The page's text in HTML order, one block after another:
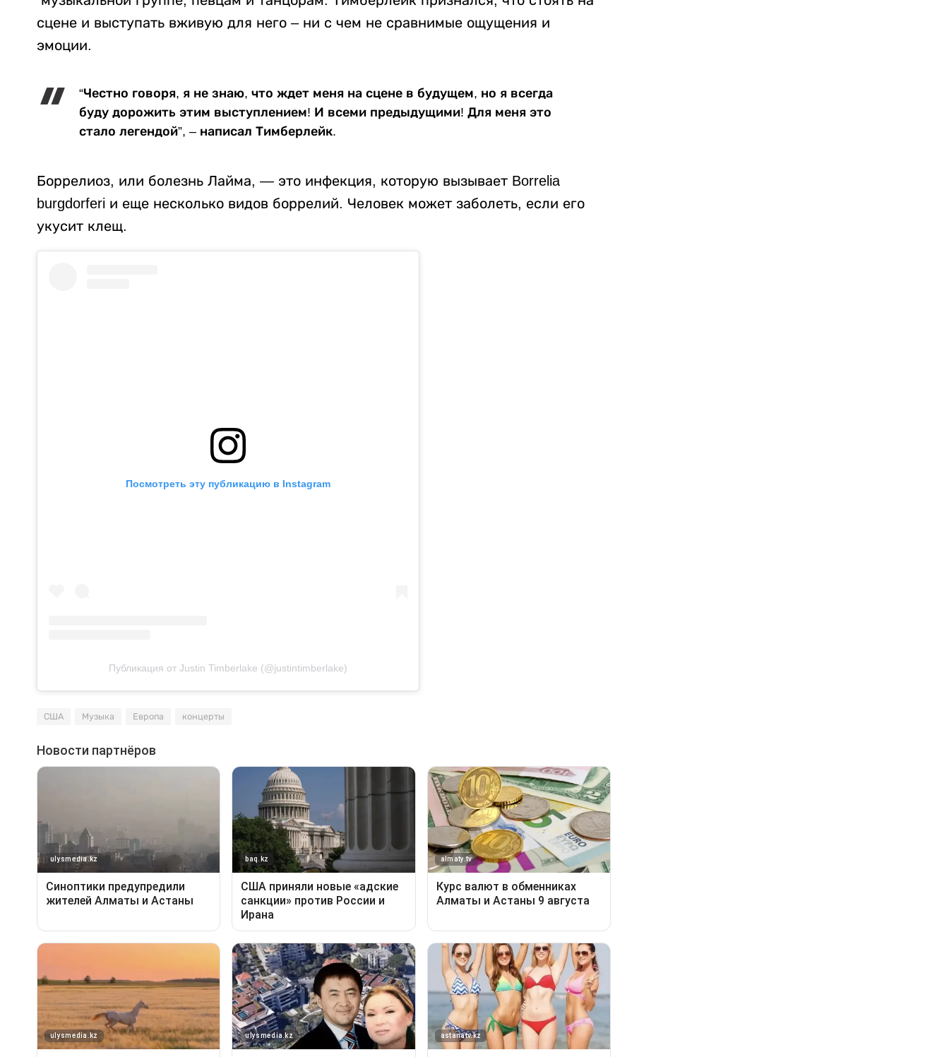
сцене и выступать вживую для него – ни с чем не сравнимые ощущения и
эмоции.
“Честно говоря, я не знаю, что ждет меня на сцене в будущем, но я всегда
буду дорожить этим выступлением! И всеми предыдущими! Для меня это
стало легендой”, – написал Тимберлейк.
Боррелиоз, или болезнь Лайма, — это инфекция, которую вызывает Borrelia
burgdorferi и еще несколько видов боррелий. Человек может заболеть, если его
укусит клещ.
Посмотреть эту публикацию в Instagram
Публикация от Justin Timberlake (@justintimberlake)
США Музыка Европа концерты